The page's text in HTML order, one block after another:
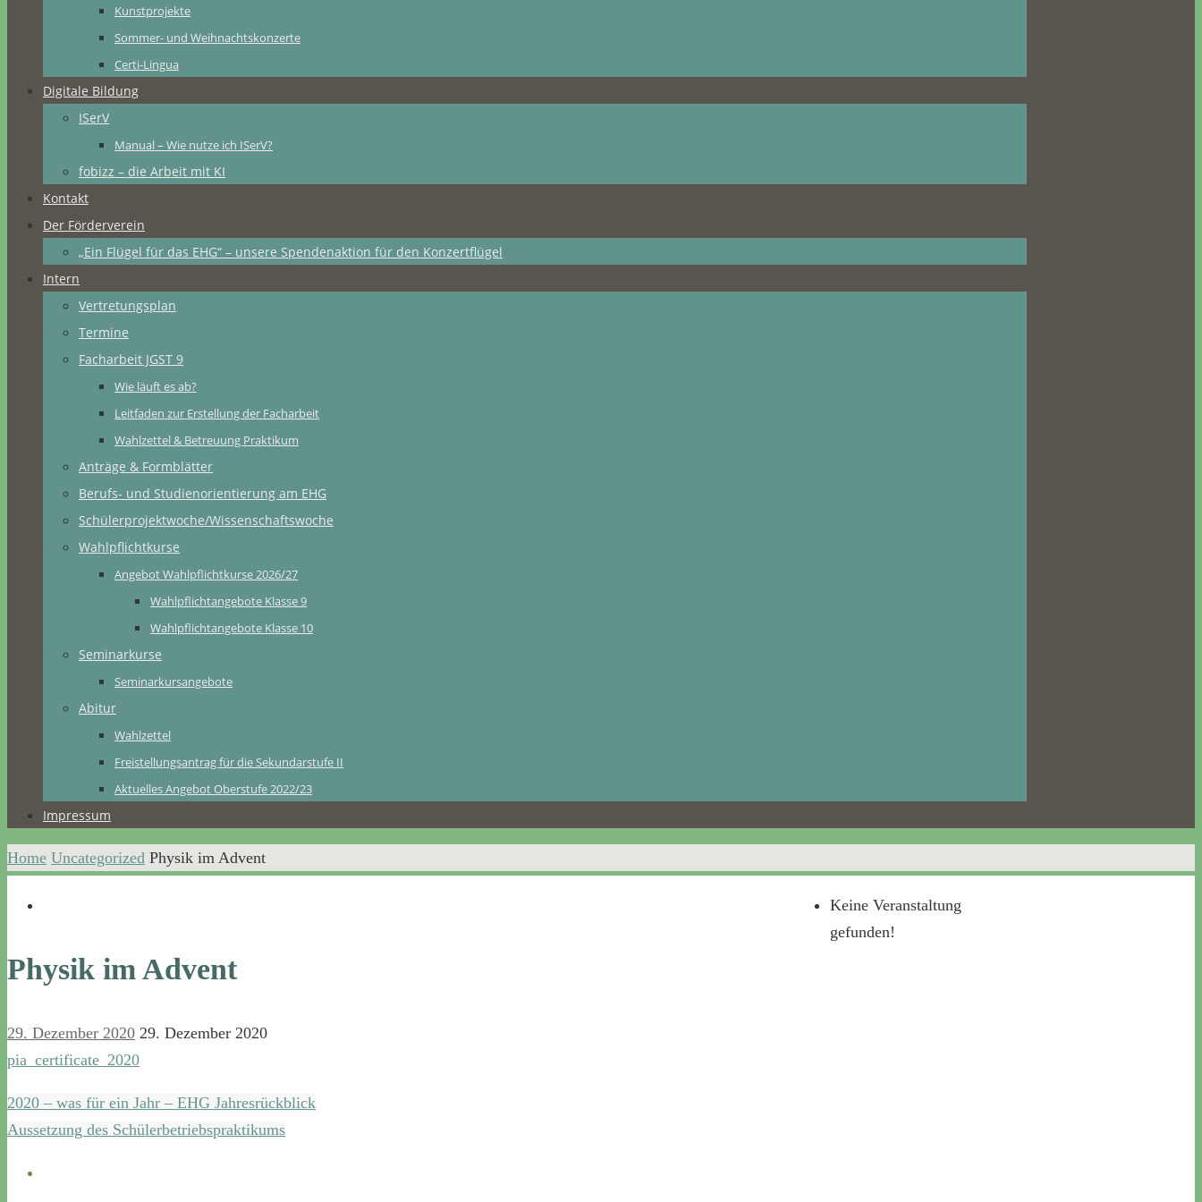
Kunstprojekte
Sommer- und Weihnachtskonzerte
Certi-Lingua
Digitale Bildung
ISerV
Manual – Wie nutze ich ISerV?
fobizz – die Arbeit mit KI
Kontakt
Der Förderverein
„Ein Flügel für das EHG“ – unsere Spendenaktion für den Konzertflügel
Intern
Vertretungsplan
Termine
Facharbeit JGST 9
Wie läuft es ab?
Leitfaden zur Erstellung der Facharbeit
Wahlzettel & Betreuung Praktikum
Anträge & Formblätter
Berufs- und Studienorientierung am EHG
Schülerprojektwoche/Wissenschaftswoche
Wahlpflichtkurse
Angebot Wahlpflichtkurse 2026/27
Wahlpflichtangebote Klasse 9
Wahlpflichtangebote Klasse 10
Seminarkurse
Seminarkursangebote
Abitur
Wahlzettel
Freistellungsantrag für die Sekundarstufe II
Aktuelles Angebot Oberstufe 2022/23
Impressum
Home Uncategorized Physik im Advent
Physik im Advent
29. Dezember 2020 29. Dezember 2020
pia_certificate_2020
2020 – was für ein Jahr – EHG Jahresrückblick
Aussetzung des Schülerbetriebspraktikums
Keine Veranstaltung
gefunden!